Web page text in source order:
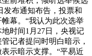
发布通知布告，投票和
幕。“我认为此次选举
时间1月27日，央视记
记者提问时明白暗示，
示暗示支撑。“平易近